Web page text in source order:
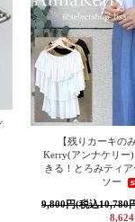
【残りカーキの
Kerry(アンナケリー
きる！とろみティ
ソー
9,800円(税込10,780